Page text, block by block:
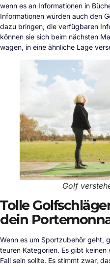
wenn es an Informationen in
Informationen würden auch den
dazu bringen, die verfügbaren
können sie sich beim nächsten
wagen, in eine ähnliche Lage
Golf
Tolle
dein
Wenn es um Sportzubehör geht,
teuren Kategorien. Es gibt
Fall sein sollte. Es stimmt zwar,